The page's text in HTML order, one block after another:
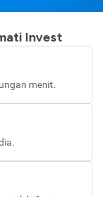
Invest
menit.